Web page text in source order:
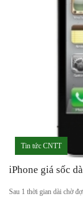
Tin tức CNTT
iPhone giá sốc
Sau 1 thời gian dài chờ